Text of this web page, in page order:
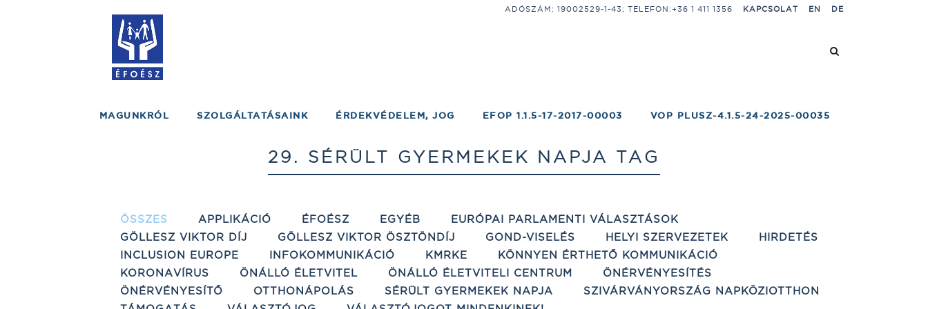
ADÓSZÁM: 19002529-1-43; TELEFON:+36 1 411 1356 KAPCSOLAT EN DE
MAGUNKRÓL SZOLGÁLTATÁSAINK ÉRDEKVÉDELEM, JOG EFOP 1.1.5-17-2017-00003 VOP PLUSZ-4.1.5-24-2025-00035
29. SÉRÜLT GYERMEKEK NAPJA TAG
ÖSSZES APPLIKÁCIÓ ÉFOÉSZ EGYÉB
EURÓPAI PARLAMENTI VÁLASZTÁSOK
GÖLLESZ VIKTOR DÍJ
GÖLLESZ VIKTOR ÖSZTÖNDÍJ GOND-VISELÉS HELYI SZERVEZETEK
HIRDETÉS
INCLUSION EUROPE
INFOKOMMUNIKÁCIÓ KMRKE
KÖNNYEN ÉRTHETŐ KOMMUNIKÁCIÓ
KORONAVÍRUS
ÖNÁLLÓ ÉLETVITEL ÖNÁLLÓ ÉLETVITELI CENTRUM
ÖNÉRVÉNYESÍTÉS
ÖNÉRVÉNYESÍTŐ
OTTHONÁPOLÁS SÉRÜLT GYERMEKEK NAPJA
SZIVÁRVÁNYORSZÁG NAPKÖZIOTTHON